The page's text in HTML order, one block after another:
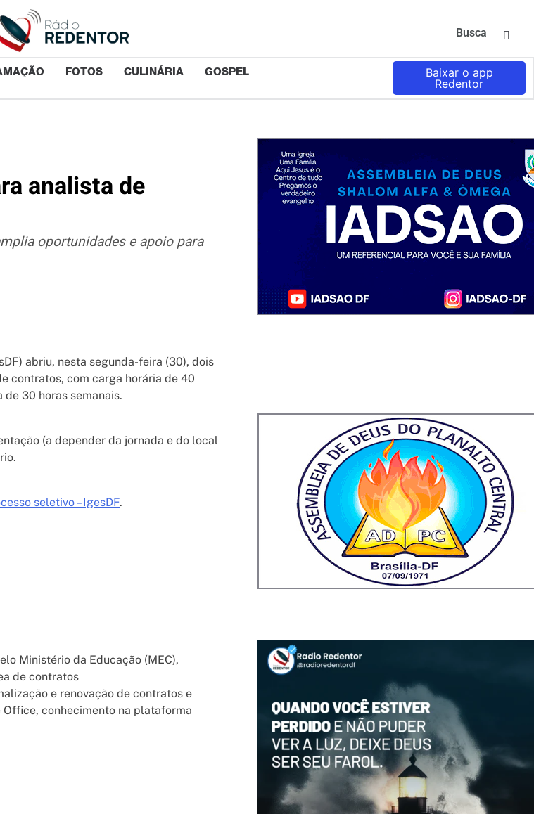
Busca
FOTOS CULINÁRIA GOSPEL
Baixar o app
Redentor
analista de
oportunidades e apoio para
abriu, nesta segunda-feira (30), dois
contratos, com carga horária de 40
de 30 horas semanais.
(a depender da jornada e do local
seletivo – IgesDF.
Ministério da Educação (MEC),
de contratos
e renovação de contratos e
conhecimento na plataforma